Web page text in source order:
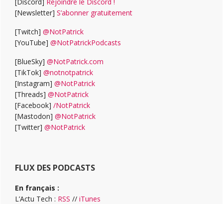
[Newsletter] S’abonner gratuitement
[Twitch] @NotPatrick
[YouTube] @NotPatrickPodcasts
[BlueSky] @NotPatrick.com
[TikTok] @notnotpatrick
[Instagram] @NotPatrick
[Threads] @NotPatrick
[Facebook] /NotPatrick
[Mastodon] @NotPatrick
[Twitter] @NotPatrick
FLUX DES PODCASTS
En français :
L’Actu Tech : RSS // iTunes